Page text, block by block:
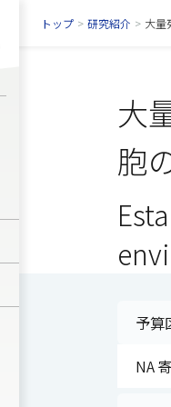
で開きます）
ドウで開きます）
インドウで開きます）
トップ > 研究紹介 > 大量
大
胞
予算
NA